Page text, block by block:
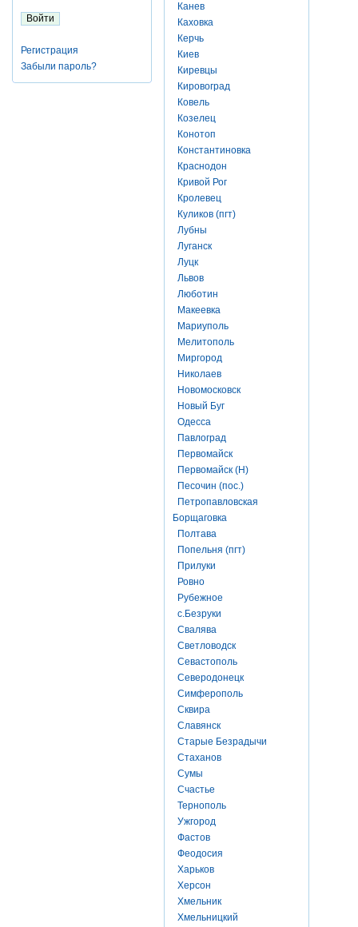
Регистрация
Забыли пароль?
Канев
Каховка
Керчь
Киев
Киревцы
Кировоград
Ковель
Козелец
Конотоп
Константиновка
Краснодон
Кривой Рог
Кролевец
Куликов (пгт)
Лубны
Луганск
Луцк
Львов
Люботин
Макеевка
Мариуполь
Мелитополь
Миргород
Николаев
Новомосковск
Новый Буг
Одесса
Павлоград
Первомайск
Первомайск (Н)
Песочин (пос.)
Петропавловская
Борщаговка
Полтава
Попельня (пгт)
Прилуки
Ровно
Рубежное
с.Безруки
Свалява
Светловодск
Севастополь
Северодонецк
Симферополь
Сквира
Славянск
Старые Безрадычи
Стаханов
Сумы
Счастье
Тернополь
Ужгород
Фастов
Феодосия
Харьков
Херсон
Хмельник
Хмельницкий